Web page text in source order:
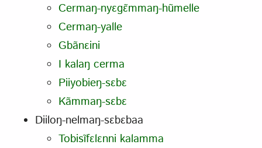
Cermaŋ-nyɛgɛ̃mmaŋ-hũmelle
Cermaŋ-yalle
Gbãnɛini
I kalaŋ cerma
Piiyobieŋ-sɛbɛ
Kãmmaŋ-sɛbɛ
Diiloŋ-nelmaŋ-sɛbɛbaa
Tobisĩfɛlɛnni kalamma